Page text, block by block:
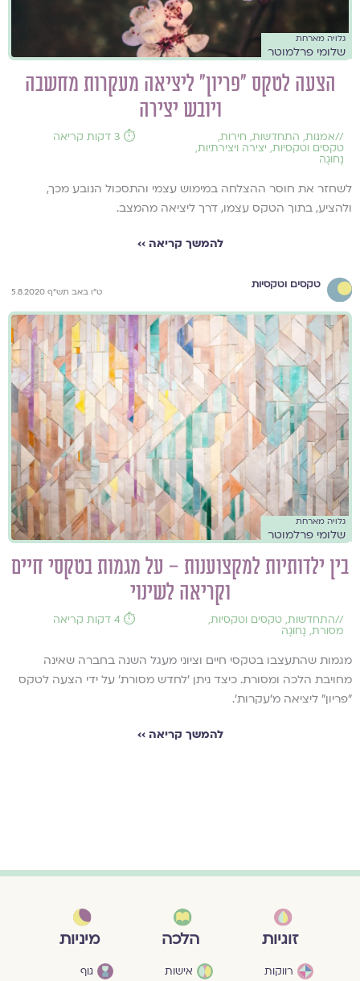
גלויה מארחת
שלומי פרלמוטר
הצעה לטקס "פריון" ליציאה מעקרות מחשבה
ויובש יצירה
//אמנות, התחדשות, חירות,
טקסים וטקסיות, יצירה ויצירתיות,
נָחוּגָה
⏱️ 3 דקות קריאה
לשחזר את חוסר ההצלחה במימוש עצמי והתסכול הנובע מכך,
ולהציע, בתוך הטקס עצמו, דרך ליציאה מהמצב.
להמשך קריאה ››
טקסים וטקסיות
ט"ו באב תש"ף 5.8.2020
גלויה מארחת
שלומי פרלמוטר
בין ילדותיות למקצוענות – על מגמות בטקסי חיים
וקריאה לשינוי
//התחדשות, טקסים וטקסיות,
מסורת, נָחוּגָה
⏱️ 4 דקות קריאה
מגמות שהתעצבו בטקסי חיים וציוני מעגל השנה בחברה שאינה
מחויבת הלכה ומסורת. כיצד ניתן 'לחדש מסורת' על ידי הצעה לטקס
"פריון" ליציאה מ'עקרות'.
להמשך קריאה ››
זוגיות
רווקות
הלכה
אישות
מיניות
גוף